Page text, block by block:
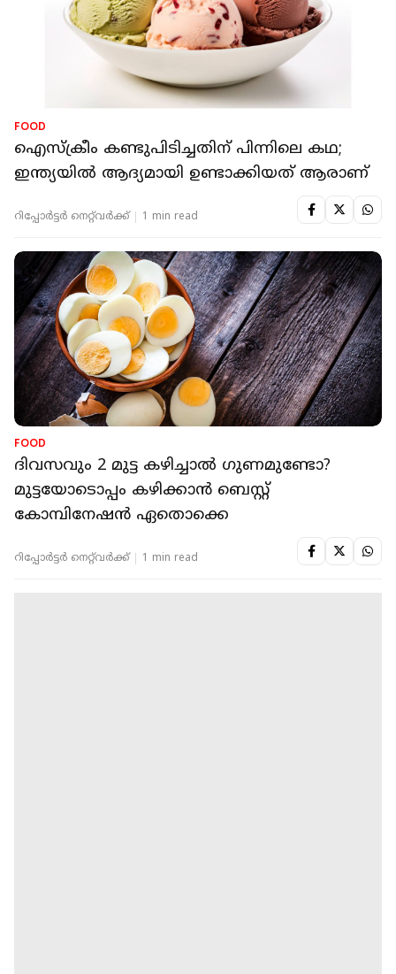
FOOD
ഐസ്‌ക്രീം കണ്ടുപിടിച്ചതിന് പിന്നിലെ കഥ;
ഇന്ത്യയില്‍ ആദ്യമായി ഉണ്ടാക്കിയത് ആരാണ്
റിപ്പോർട്ടർ നെറ്റ്‌വര്‍ക്ക്‌ 1 min read
FOOD
ദിവസവും 2 മുട്ട കഴിച്ചാല്‍ ഗുണമുണ്ടോ?
മുട്ടയോടൊപ്പം കഴിക്കാന്‍ ബെസ്റ്റ്
കോമ്പിനേഷന്‍ ഏതൊക്കെ
റിപ്പോർട്ടർ നെറ്റ്‌വര്‍ക്ക്‌ 1 min read